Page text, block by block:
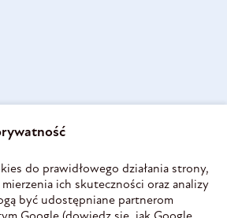
do prawidłowego działania strony,
ich skuteczności oraz analizy
być udostępniane partnerom